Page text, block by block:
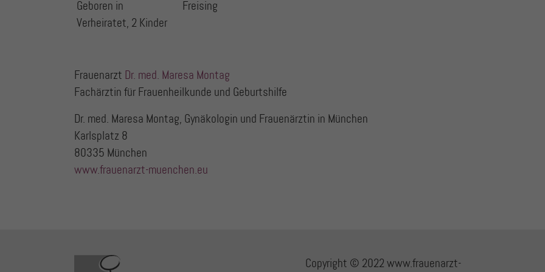
Geboren in
Freising
Verheiratet, 2 Kinder
Frauenarzt Dr. med. Maresa Montag
Fachärztin für Frauenheilkunde und Geburtshilfe
Dr. med. Maresa Montag, Gynäkologin und Frauenärztin in München
Karlsplatz 8
80335 München
www.frauenarzt-muenchen.eu
Copyright © 2022 www.frauenarzt-